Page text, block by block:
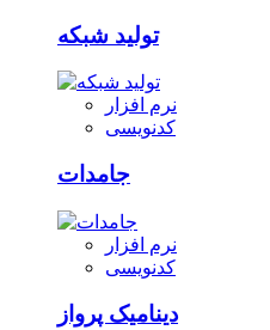
تولید شبکه
نرم افزار
کدنویسی
جامدات
نرم افزار
کدنویسی
دینامیک پرواز